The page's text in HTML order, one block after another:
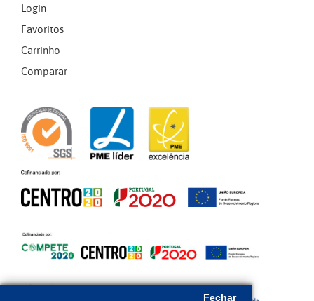
Fechar
Login
Favoritos
Carrinho
Comparar